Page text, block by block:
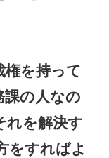
権を持って
課の人なの
れを解決す
をすればよ